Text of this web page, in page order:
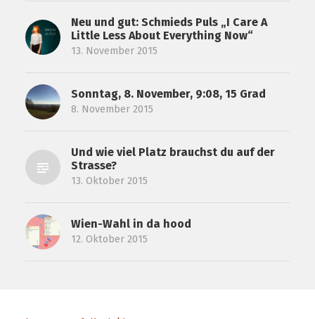
Neu und gut: Schmieds Puls „I Care A
Little Less About Everything Now“
13. November 2015
Sonntag, 8. November, 9:08, 15 Grad
8. November 2015
Und wie viel Platz brauchst du auf der
Strasse?
13. Oktober 2015
Wien-Wahl in da hood
12. Oktober 2015